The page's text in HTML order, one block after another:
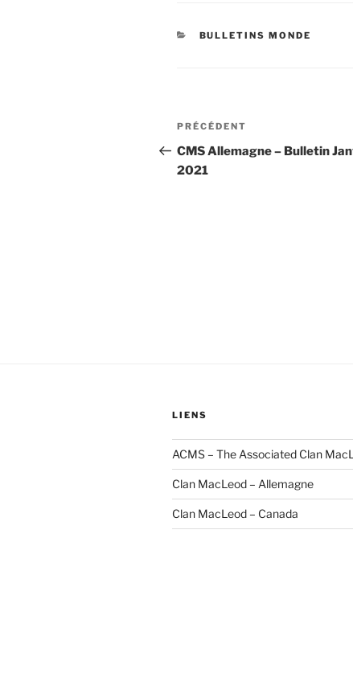
CATÉGORIES
BULLETINS MONDE
Navigation
de
l’article
Article
précédent
PRÉCÉDENT
CMS Allemagne – Bulletin
2021
LIENS
ACMS – The Associated Clan
Clan MacLeod – Allemagne
Clan MacLeod – Canada